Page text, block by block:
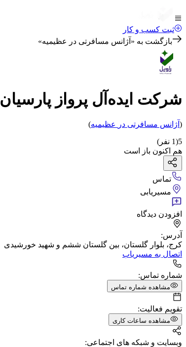
ثبت کسب و کار
بازگشت به « آژانس مسافرتی در عظیمیه»
شرکت ایده‌آل پرواز پارسیان
( آژانس مسافرتی در عظیمیه)
5
(
1 نفر)
هم اکنون باز است
تماس
مسیریابی
افزودن دیدگاه
آدرس:
کرج، بلوار گلستان، بین گلستان ششم و شهید خورشیدی
اتصال به مسیریاب
شماره تماس:
مشاهده شماره تماس
تقویم فعالیت:
مشاهده ساعات کاری
وبسایت و شبکه های اجتماعی: